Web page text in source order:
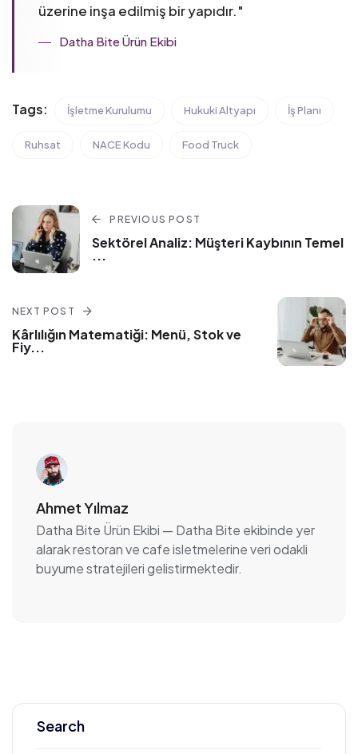
üzerine inşa edilmiş bir yapıdır."
Datha Bite Ürün Ekibi
Tags: İşletme Kurulumu Hukuki Altyapı İş Planı
Ruhsat NACE Kodu Food Truck
PREVIOUS POST
Sektörel Analiz: Müşteri Kaybının Temel
...
NEXT POST
Kârlılığın Matematiği: Menü, Stok ve
Fiy...
Ahmet Yılmaz
Datha Bite Ürün Ekibi — Datha Bite ekibinde yer
alarak restoran ve cafe isletmelerine veri odakli
buyume stratejileri gelistirmektedir.
Search